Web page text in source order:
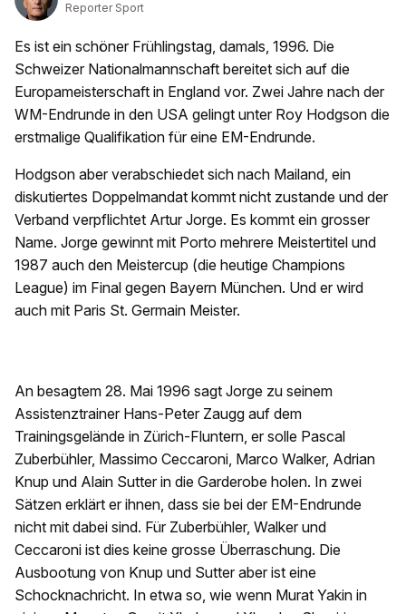
Reporter Sport
Es ist ein schöner Frühlingstag, damals, 1996. Die
Schweizer Nationalmannschaft bereitet sich auf die
Europameisterschaft in England vor. Zwei Jahre nach der
WM-Endrunde in den USA gelingt unter Roy Hodgson die
erstmalige Qualifikation für eine EM-Endrunde.
Hodgson aber verabschiedet sich nach Mailand, ein
diskutiertes Doppelmandat kommt nicht zustande und der
Verband verpflichtet Artur Jorge. Es kommt ein grosser
Name. Jorge gewinnt mit Porto mehrere Meistertitel und
1987 auch den Meistercup (die heutige Champions
League) im Final gegen Bayern München. Und er wird
auch mit Paris St. Germain Meister.
An besagtem 28. Mai 1996 sagt Jorge zu seinem
Assistenztrainer Hans-Peter Zaugg auf dem
Trainingsgelände in Zürich-Fluntern, er solle Pascal
Zuberbühler, Massimo Ceccaroni, Marco Walker, Adrian
Knup und Alain Sutter in die Garderobe holen. In zwei
Sätzen erklärt er ihnen, dass sie bei der EM-Endrunde
nicht mit dabei sind. Für Zuberbühler, Walker und
Ceccaroni ist dies keine grosse Überraschung. Die
Ausbootung von Knup und Sutter aber ist eine
Schocknachricht. In etwa so, wie wenn Murat Yakin in